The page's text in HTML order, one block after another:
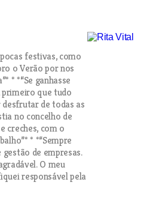
festivas, como
o Verão por nos
* *“Se ganhasse
que tudo
de todas as
no concelho de
creches, com o
* *“Sempre
de empresas.
O meu
responsável pela